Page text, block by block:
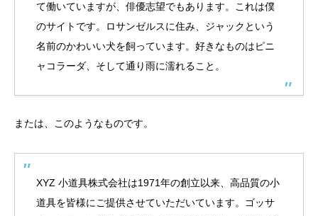
て働いていますが、俳優志望でもあります。これは僕
のサイトです。ロサンゼルスに住み、ジャックという
名前のかわいい犬を飼っています。好きなものはピニ
ャコラーダ、そして通り雨に濡れること。
または、このようなものです。
XYZ 小道具株式会社は1971年の創立以来、高品質の小
道具を皆様にご提供させていただいています。ゴッサ